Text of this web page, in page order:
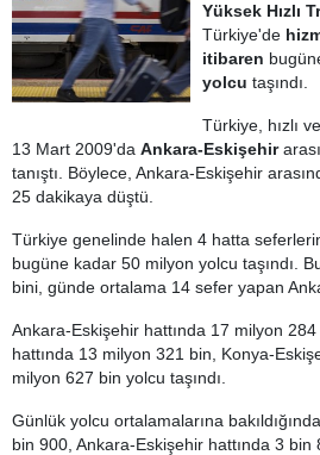
Yüksek Hızlı
Türkiye'de
itibaren
yolcu taşındı.
Türkiye, hızlı
13 Mart 2009'da Ankara-Eskişehir
tanıştı. Böylece, Ankara-Eskişehir
25 dakikaya düştü.
Türkiye genelinde halen 4 hatta
bugüne kadar 50 milyon yolcu taşındı.
bini, günde ortalama 14 sefer yapan
Ankara-Eskişehir hattında 17 milyon
hattında 13 milyon 321 bin, Konya-
milyon 627 bin yolcu taşındı.
Günlük yolcu ortalamalarına
bin 900, Ankara-Eskişehir hattında 3